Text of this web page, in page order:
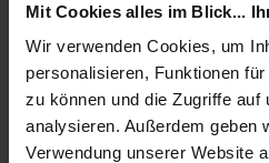
Mit Cookies alles im Blick...
Wir verwenden Cookies, um
personalisieren, Funktionen
zu können und die Zugriffe auf
analysieren. Außerdem geben
Verwendung unserer Website
Medien
Infos zu Hersteller &
Folgende Infos zum Hersteller